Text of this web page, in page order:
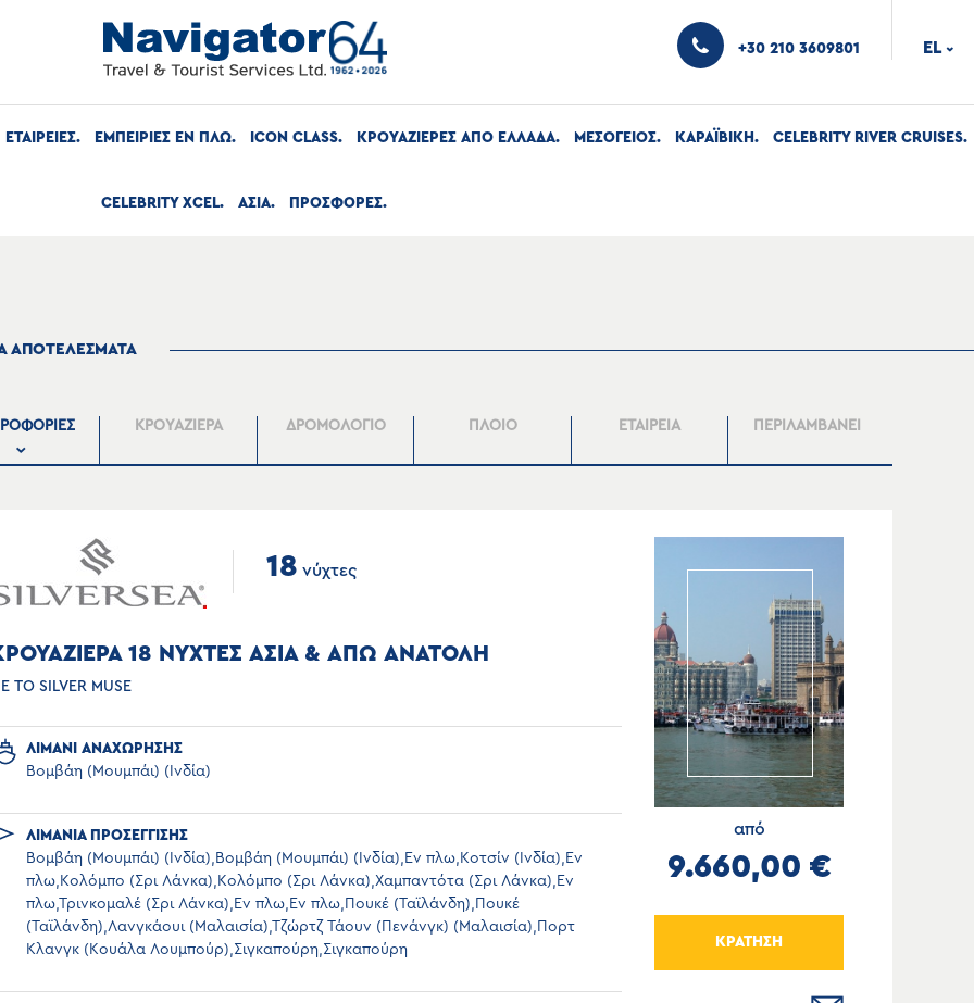
+30 210 3609801 EL ›
ΕΤΑΙΡΕΙΕΣ ΕΜΠΕΙΡΙΕΣ ΕΝ ΠΛΩ ICON CLASS ΚΡΟΥΑΖΙΕΡΕΣ ΑΠΟ ΕΛΛΑΔΑ ΜΕΣΟΓΕΙΟΣ ΚΑΡΑΪΒΙΚΗ CELEBRITY RIVER CRUISES
CELEBRITY XCEL ΑΣΙΑ ΠΡΟΣΦΟΡΕΣ
ΑΠΟΤΕΛΕΣΜΑΤΑ
ΚΡΟΥΑΖΙΕΡΑ ΔΡΟΜΟΛΟΓΙΟ ΠΛΟΙΟ ΕΤΑΙΡΕΙΑ ΠΕΡΙΛΑΜΒΑΝΕΙ
18 νύχτες
18 ΝΥΧΤΕΣ ΑΣΙΑ & ΑΠΩ ΑΝΑΤΟΛΗ
ΤΟ SILVER MUSE
ΛΙΜΑΝΙ ΑΝΑΧΩΡΗΣΗΣ
Βομβάη (Μουμπάι) (Ινδία)
ΛΙΜΑΝΙΑ ΠΡΟΣΕΓΓΙΣΗΣ
Βομβάη (Μουμπάι) (Ινδία),Βομβάη (Μουμπάι) (Ινδία),Εν πλω,Κοτσίν (Ινδία),Εν
πλω,Κολόμπο (Σρι Λάνκα),Κολόμπο (Σρι Λάνκα),Χαμπαντότα (Σρι Λάνκα),Εν
πλω,Τρινκομαλέ (Σρι Λάνκα),Εν πλω,Εν πλω,Πουκέ (Ταϊλάνδη),Πουκέ
(Ταϊλάνδη),Λανγκάουι (Μαλαισία),Τζώρτζ Τάουν (Πενάνγκ) (Μαλαισία),Πορτ
Κλανγκ (Κουάλα Λουμπούρ),Σιγκαπούρη,Σιγκαπούρη
από
9.660,00 €
ΚΡΑΤΗΣΗ